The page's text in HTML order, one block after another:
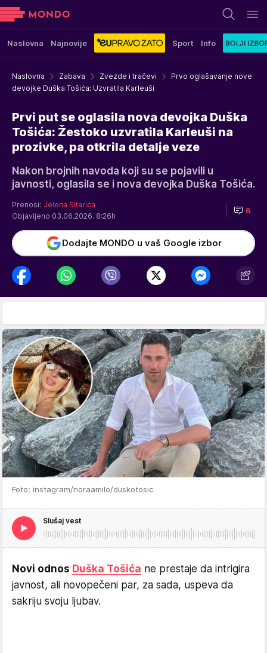
Naslovna Najnovije Sport Info
Naslovna Zabava Zvezde i tračevi
Prvo oglašavanje nove
devojke Duška Tošića: Uzvratila Karleuši
Prvi put se oglasila nova devojka Duška
Tošića: Žestoko uzvratila Karleuši na
prozivke, pa otkrila detalje veze
Nakon brojnih navoda koji su se pojavili u
javnosti, oglasila se i nova devojka Duška Tošića.
Prenosi: Jelena Sitarica
Objavljeno 03.06.2026. 8:26h
6
Dodajte MONDO u vaš Google izbor
Foto: instagram/noraamilo/duskotosic
Slušaj vest
Novi odnos Duška Tošića ne prestaje da intrigira
javnost, ali novopečeni par, za sada, uspeva da
sakriju svoju ljubav.